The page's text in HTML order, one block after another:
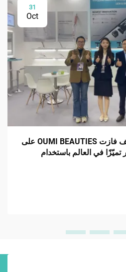
31
Oct
بث مباشر من إيطاليا، كيف فازت OUMI BEAUTIES على
في العالم باستخدام